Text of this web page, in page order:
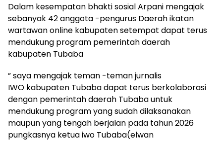
Dalam kesempatan bhakti sosial Arpani mengajak
sebanyak 42 anggota -pengurus Daerah ikatan
wartawan online kabupaten setempat dapat terus
mendukung program pemerintah daerah
kabupaten Tubaba
” saya mengajak teman -teman jurnalis
IWO kabupaten Tubaba dapat terus berkolaborasi
dengan pemerintah daerah Tubaba untuk
mendukung program yang sudah dilaksanakan
maupun yang tengah berjalan pada tahun 2026
pungkasnya ketua iwo Tubaba(elwan